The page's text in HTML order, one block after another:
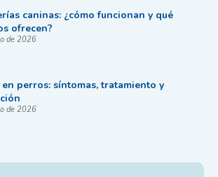
caninas: ¿cómo funcionan y qué
ofrecen?
de 2026
perros: síntomas, tratamiento y
de 2026